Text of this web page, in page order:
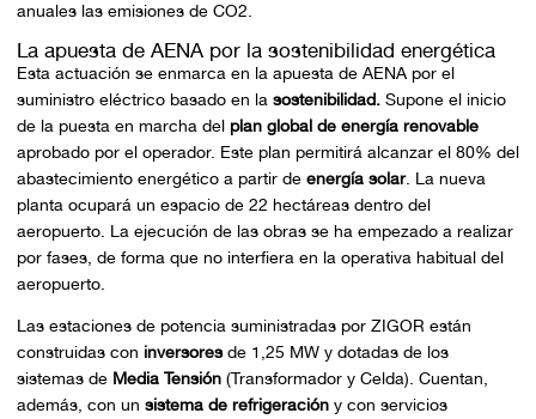
anuales las emisiones de CO2.
La apuesta de AENA por la sostenibilidad energética
Esta actuación se enmarca en la apuesta de AENA por el
suministro eléctrico basado en la sostenibilidad. Supone el inicio
de la puesta en marcha del plan global de energía renovable
aprobado por el operador. Este plan permitirá alcanzar el 80% del
abastecimiento energético a partir de energía solar. La nueva
planta ocupará un espacio de 22 hectáreas dentro del
aeropuerto. La ejecución de las obras se ha empezado a realizar
por fases, de forma que no interfiera en la operativa habitual del
aeropuerto.
Las estaciones de potencia suministradas por ZIGOR están
construidas con inversoresde 1,25 MW y dotadas de los
sistemas de Media Tensión(Transformador y Celda). Cuentan,
además, con un sistema de refrigeracióny con servicios